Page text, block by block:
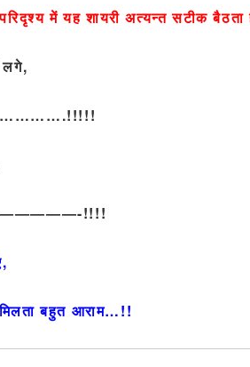
में यह शायरी अत्यन्त सटीक बैठता
लगे,
!!!!
बहुत आराम…!!